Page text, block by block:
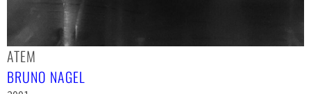
ATEM
BRUNO NAGEL